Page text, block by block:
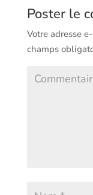
Poster le
Votre adresse
champs